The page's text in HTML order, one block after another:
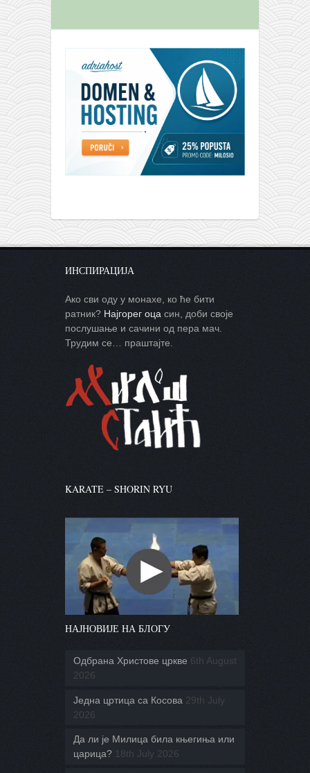
ИНСПИРАЦИЈА
Ако сви оду у монахе, ко ће бити
ратник? Најгорег оца син, доби своје
послушање и сачини од пера мач.
Трудим се… праштајте.
KARATE – SHORIN RYU
НАЈНОВИЈЕ НА БЛОГУ
Одбрана Христове цркве 6th August
2026
Једна цртица са Косова 29th July
2026
Да ли је Милица била књегиња или
царица? 18th July 2026